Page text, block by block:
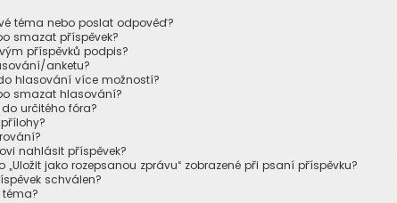
téma nebo poslat odpověď?
smazat příspěvek?
příspěvků podpis?
anketu?
hlasování více možností?
smazat hlasování?
určitého fóra?
nahlásit příspěvek?
jako rozepsanou zprávu“ zobrazené při psaní příspěvku?
schválen?